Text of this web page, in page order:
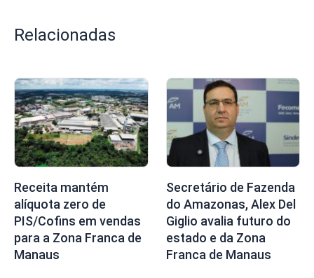
Relacionadas
Receita mantém
alíquota zero de
PIS/Cofins em vendas
para a Zona Franca de
Manaus
Secretário de Fazenda
do Amazonas, Alex Del
Giglio avalia futuro do
estado e da Zona
Franca de Manaus